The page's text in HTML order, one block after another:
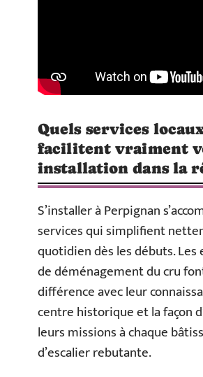
Quels services
facilitent vraiment
installation dans la
S’installer à Perpignan
services qui simplifient
quotidien dès les débuts.
de déménagement du cru
différence avec leur
centre historique et la façon
leurs missions à chaque
d’escalier rebutante.